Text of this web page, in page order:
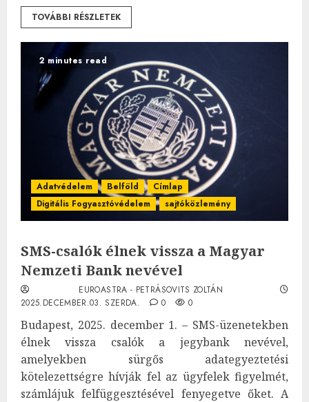
TOVÁBBI RÉSZLETEK
2 minutes read
Adatvédelem Belföld
Címlap
Digitális Fogyasztóvédelem
sajtóközlemény
SMS-csalók élnek vissza a Magyar
Nemzeti Bank nevével
EUROASTRA - PETRÁSOVITS ZOLTÁN
2025.DECEMBER.03. SZERDA.
0 0
Budapest, 2025. december 1. – SMS-üzenetekben
élnek vissza csalók a jegybank nevével,
amelyekben sürgős adategyeztetési
kötelezettségre hívják fel az ügyfelek figyelmét,
számlájuk felfüggesztésével fenyegetve őket. A